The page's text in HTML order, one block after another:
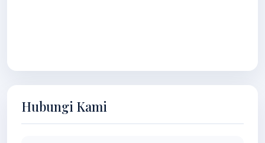
Hubungi Kami